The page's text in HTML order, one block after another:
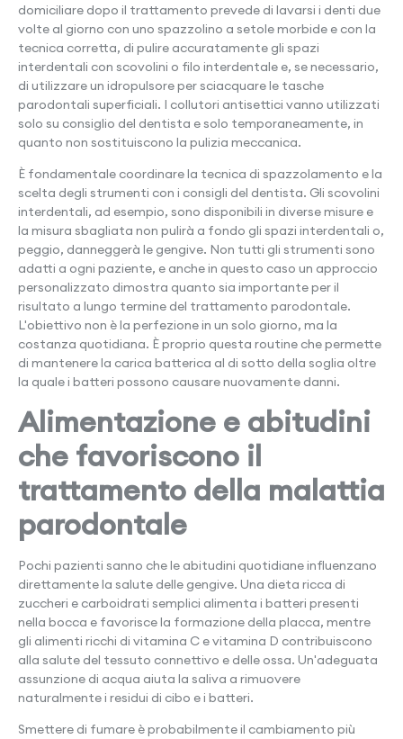
domiciliare dopo il trattamento prevede di lavarsi i denti due
volte al giorno con uno spazzolino a setole morbide e con la
tecnica corretta, di pulire accuratamente gli spazi
interdentali con scovolini o filo interdentale e, se necessario,
di utilizzare un idropulsore per sciacquare le tasche
parodontali superficiali. I collutori antisettici vanno utilizzati
solo su consiglio del dentista e solo temporaneamente, in
quanto non sostituiscono la pulizia meccanica.
È fondamentale coordinare la tecnica di spazzolamento e la
scelta degli strumenti con i consigli del dentista. Gli scovolini
interdentali, ad esempio, sono disponibili in diverse misure e
la misura sbagliata non pulirà a fondo gli spazi interdentali o,
peggio, danneggerà le gengive. Non tutti gli strumenti sono
adatti a ogni paziente, e anche in questo caso un approccio
personalizzato dimostra quanto sia importante per il
risultato a lungo termine del trattamento parodontale.
L'obiettivo non è la perfezione in un solo giorno, ma la
costanza quotidiana. È proprio questa routine che permette
di mantenere la carica batterica al di sotto della soglia oltre
la quale i batteri possono causare nuovamente danni.
Alimentazione e abitudini
che favoriscono il
trattamento della malattia
parodontale
Pochi pazienti sanno che le abitudini quotidiane influenzano
direttamente la salute delle gengive. Una dieta ricca di
zuccheri e carboidrati semplici alimenta i batteri presenti
nella bocca e favorisce la formazione della placca, mentre
gli alimenti ricchi di vitamina C e vitamina D contribuiscono
alla salute del tessuto connettivo e delle ossa. Un'adeguata
assunzione di acqua aiuta la saliva a rimuovere
naturalmente i residui di cibo e i batteri.
Smettere di fumare è probabilmente il cambiamento più